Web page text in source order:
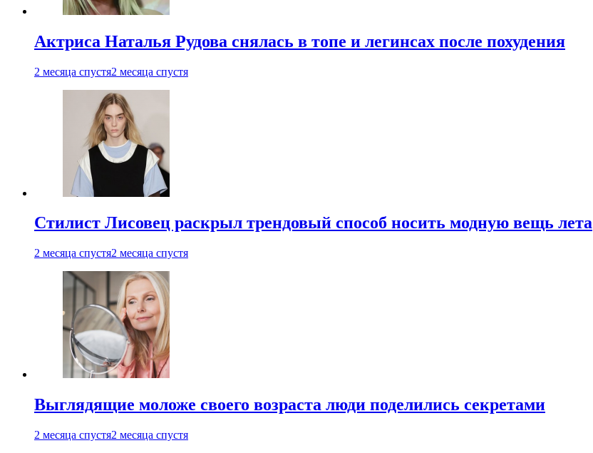
Актриса Наталья Рудова снялась в топе и легинсах после похудения
2 месяца спустя2 месяца спустя
Стилист Лисовец раскрыл трендовый способ носить модную вещь лета
2 месяца спустя2 месяца спустя
Выглядящие моложе своего возраста люди поделились секретами
2 месяца спустя2 месяца спустя